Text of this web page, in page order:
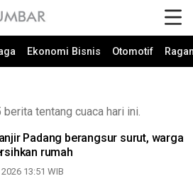
Ekonomi Bisnis Otomotif
tentang cuaca hari ini.
Padang berangsur surut, warga
rumah
13:51 WIB